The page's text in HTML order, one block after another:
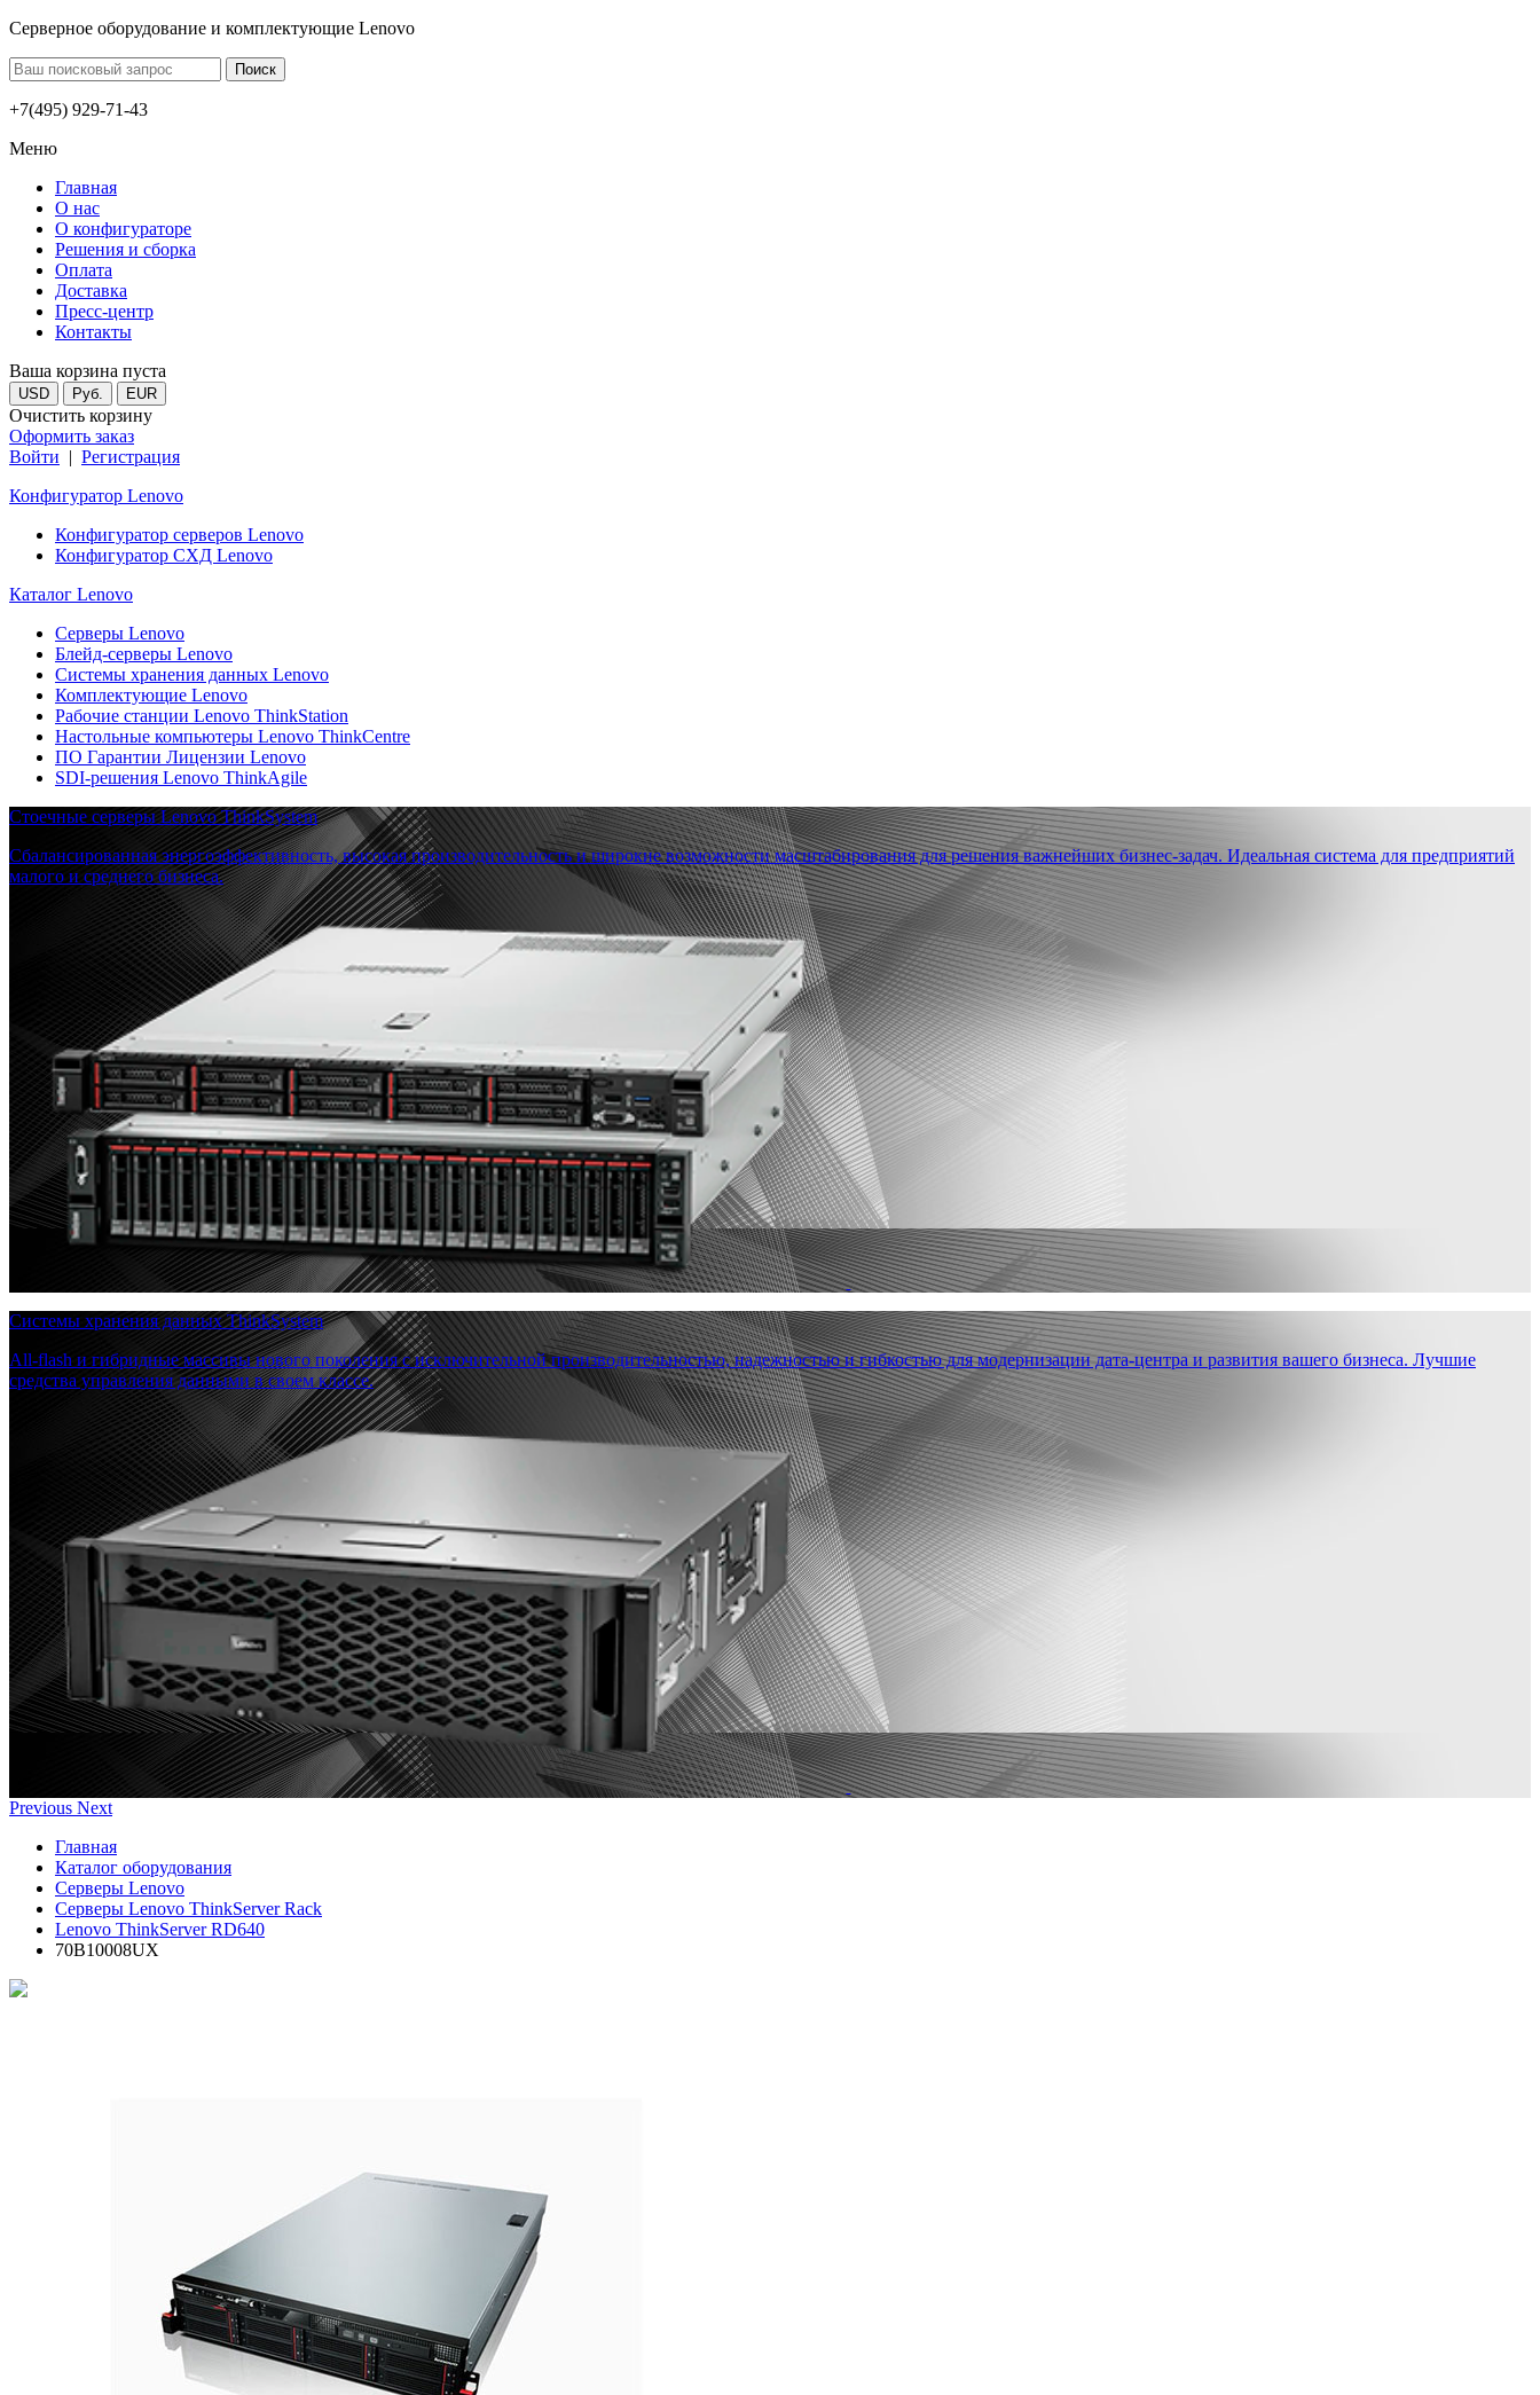
Серверное оборудование и комплектующие Lenovo
+7(495) 929-71-43
Меню
Главная
О нас
О конфигураторе
Решения и сборка
Оплата
Доставка
Пресс-центр
Контакты
Ваша корзина пуста
USD Руб. EUR
Очистить корзину
Оформить заказ
Войти | Регистрация
Конфигуратор Lenovo
Конфигуратор серверов Lenovo
Конфигуратор СХД Lenovo
Каталог Lenovo
Серверы Lenovo
Блейд-серверы Lenovo
Системы хранения данных Lenovo
Комплектующие Lenovo
Рабочие станции Lenovo ThinkStation
Настольные компьютеры Lenovo ThinkCentre
ПО Гарантии Лицензии Lenovo
SDI-решения Lenovo ThinkAgile
Стоечные серверы Lenovo ThinkSystem
Сбалансированная энергоэффективность, высокая производительность и широкие возможности масштабирования для решения важнейших бизнес-задач. Идеальная система для предприятий
малого и среднего бизнеса.
Системы хранения данных ThinkSystem
All-flash и гибридные массивы нового поколения с исключительной производительностью, надежностью и гибкостью для модернизации дата-центра и развития вашего бизнеса. Лучшие
средства управления данными в своем классе.
Previous Next
Главная
Каталог оборудования
Серверы Lenovo
Серверы Lenovo ThinkServer Rack
Lenovo ThinkServer RD640
70B10008UX